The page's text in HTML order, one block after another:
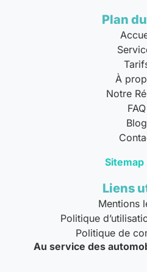
Plan
À
Notre
FAQ
Blog
Sitemap
Liens
Mentions
Politique
Politique de
Au service des